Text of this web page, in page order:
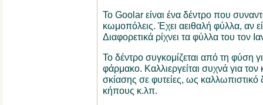
Το Goolar είναι ένα δέντρο που
κωμοπόλεις. Έχει αειθαλή φύλλα, αν
Διαφορετικά ρίχνει τα φύλλα του τον
Το δέντρο συγκομίζεται από τη φύση
φάρμακο. Καλλιεργείται συχνά για
σκίασης σε φυτείες, ως
κήπους κ.λπ.